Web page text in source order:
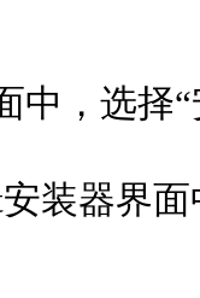
，选择“
器界面